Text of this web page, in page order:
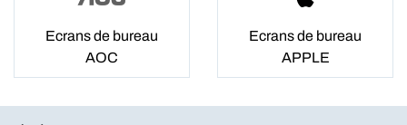
Ecrans de bureau
AOC
Ecrans de bureau
APPLE